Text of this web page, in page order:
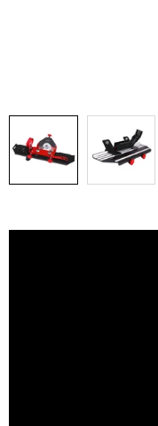
Ako nakupovať
Podmienky ochrany